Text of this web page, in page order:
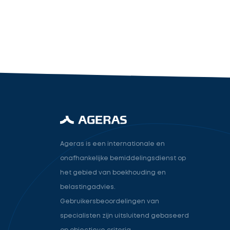
Ageras is een internationale en
onafhankelijke bemiddelingsdienst op
het gebied van boekhouding en
belastingadvies.
Gebruikersbeoordelingen van
specialisten zijn uitsluitend gebaseerd